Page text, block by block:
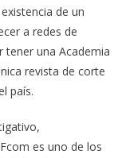
de un
a redes de
tener una Academia
revista de corte
país.
es uno de los